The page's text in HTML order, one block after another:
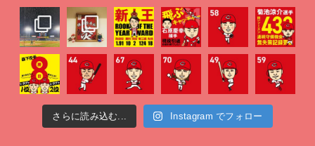
さらに読み込む... Instagram でフォロー